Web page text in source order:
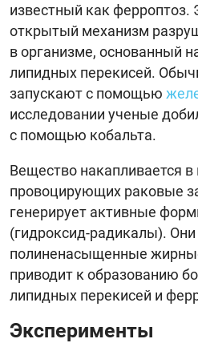
известный как ферроптоз.
открытый механизм
в организме, основанный
липидных перекисей.
запускают с помощью
исследовании ученые
с помощью кобальта.
Вещество накапливается
провоцирующих раковые
генерирует активные
(гидроксид-радикалы).
полиненасыщенные
приводит к образованию
липидных перекисей и
Эксперименты